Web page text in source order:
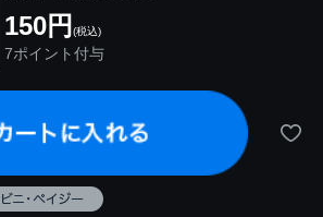
150円 (税込)
7ポイント付与